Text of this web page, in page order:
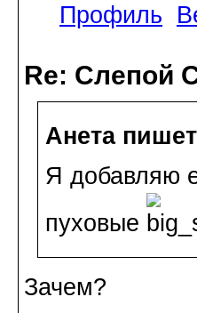
Профиль
Re: Слепой
Анета
Я добавляю
пуховые
Зачем?